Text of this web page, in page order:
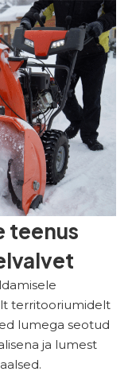
teenus
territooriumidelt
lumega seotud
ja lumest